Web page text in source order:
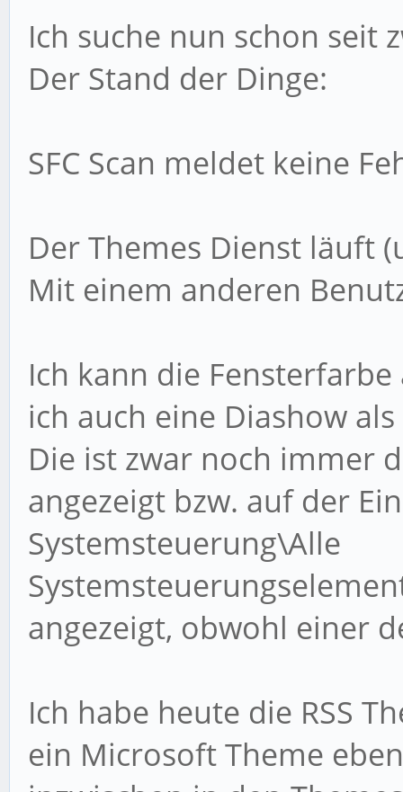
Ich suche nun schon seit
Der Stand der Dinge:
SFC Scan meldet keine
Der Themes Dienst läuft
Mit einem anderen
Ich kann die
ich auch eine Diashow
Die ist zwar noch immer
angezeigt bzw. auf der
Systemsteuerung\Alle
angezeigt, obwohl einer
Ich habe heute die RSS
ein Microsoft Theme